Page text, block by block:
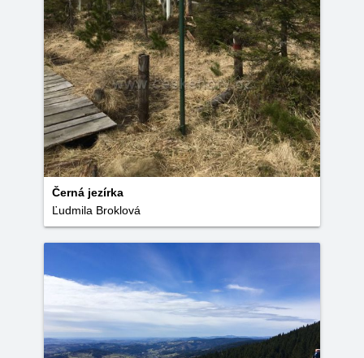
Černá jezírka
Ľudmila Broklová